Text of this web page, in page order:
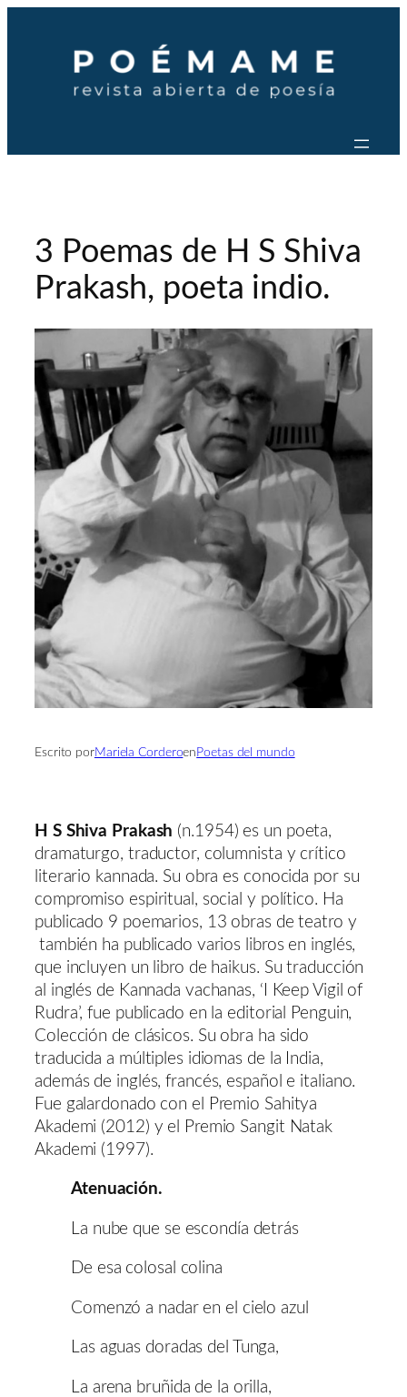
contenido
3 Poemas de H S Shiva
Prakash, poeta indio.
Escrito porMariela Corderoen Poetas del mundo
H S Shiva Prakash (n.1954) es un poeta,
dramaturgo, traductor, columnista y crítico
literario kannada. Su obra es conocida por su
compromiso espiritual, social y político. Ha
publicado 9 poemarios, 13 obras de teatro y
también ha publicado varios libros en inglés,
que incluyen un libro de haikus. Su traducción
al inglés de Kannada vachanas, ‘I Keep Vigil of
Rudra’, fue publicado en la editorial Penguin,
Colección de clásicos. Su obra ha sido
traducida a múltiples idiomas de la India,
además de inglés, francés, español e italiano.
Fue galardonado con el Premio Sahitya
Akademi (2012) y el Premio Sangit Natak
Akademi (1997).
Atenuación.
La nube que se escondía detrás
De esa colosal colina
Comenzó a nadar en el cielo azul
Las aguas doradas del Tunga,
La arena bruñida de la orilla,